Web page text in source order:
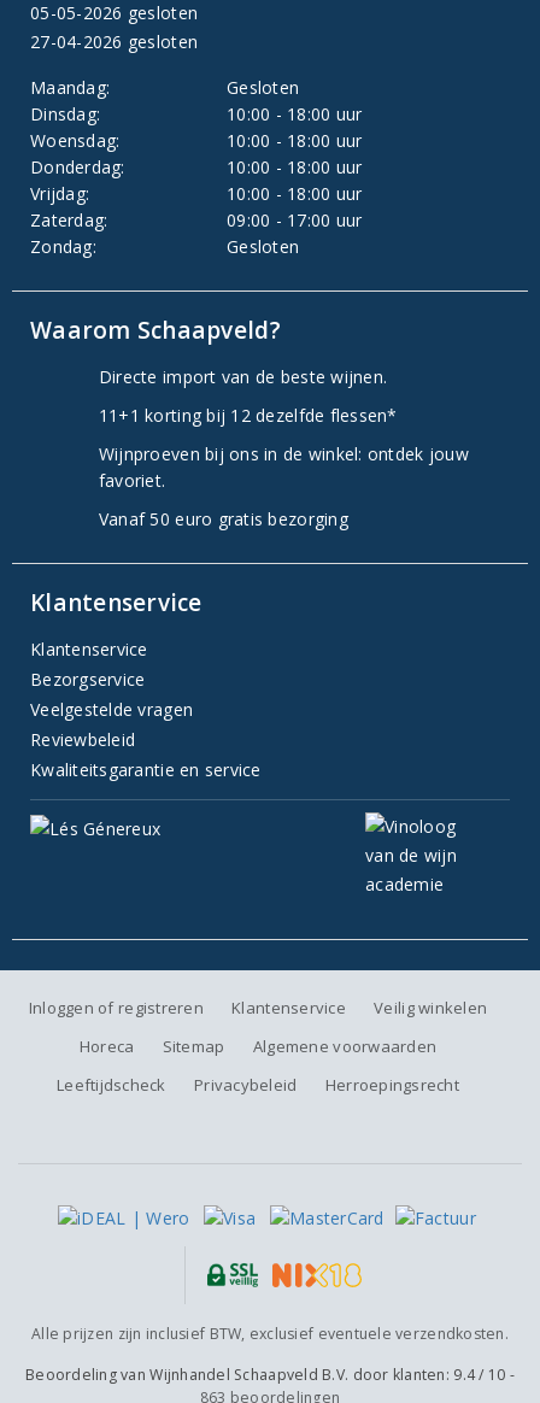
05-05-2026 gesloten
27-04-2026 gesloten
Maandag:
Gesloten
Dinsdag:
10:00 - 18:00 uur
Woensdag:
10:00 - 18:00 uur
Donderdag:
10:00 - 18:00 uur
Vrijdag:
10:00 - 18:00 uur
Zaterdag:
09:00 - 17:00 uur
Zondag:
Gesloten
Waarom Schaapveld?
Directe import van de beste wijnen.
11+1 korting bij 12 dezelfde flessen*
Wijnproeven bij ons in de winkel: ontdek jouw
favoriet.
Vanaf 50 euro gratis bezorging
Klantenservice
Klantenservice
Bezorgservice
Veelgestelde vragen
Reviewbeleid
Kwaliteitsgarantie en service
Inloggen of registreren Klantenservice
Veilig winkelen
Horeca
Sitemap
Algemene voorwaarden
Leeftijdscheck
Privacybeleid Herroepingsrecht
Alle prijzen zijn inclusief BTW, exclusief eventuele verzendkosten.
Beoordeling vanWijnhandel Schaapveld B.V. door klanten: 9.4/ 10 -
863 beoordelingen